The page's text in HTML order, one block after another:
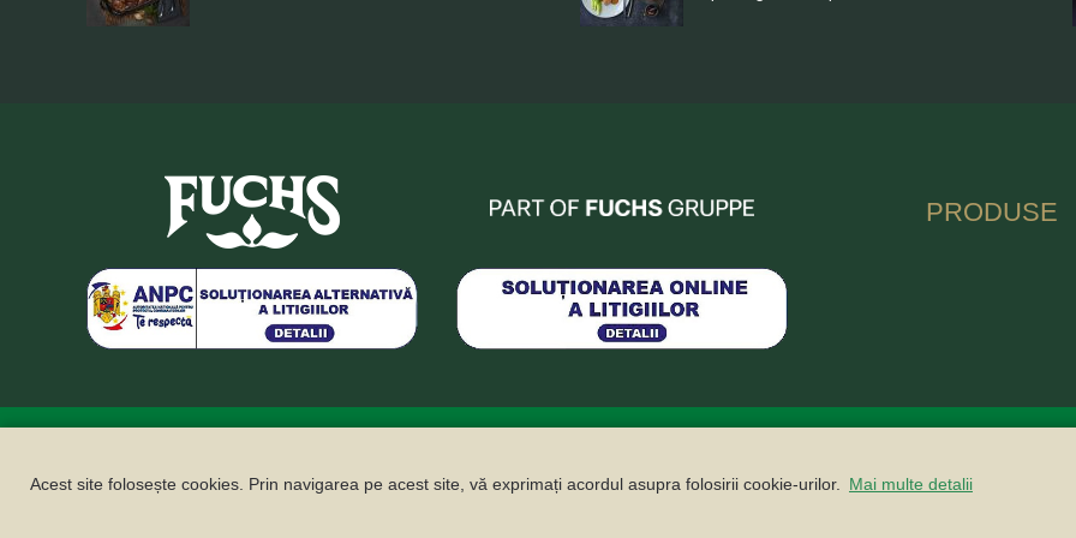
Acest site folosește cookies. Prin navigarea pe acest site, vă exprimați acordul asupra folosirii cookie-urilor. Mai multe detalii
PRODUSE
ANSPDCP
Compliance Sustenabilitate